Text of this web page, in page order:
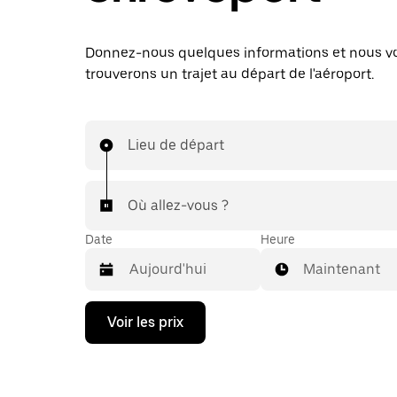
Donnez-nous quelques informations et nous
trouverons un trajet au départ de l'aéroport.
Lieu de départ
Où allez-vous ?
Date
Appuyez
la
Heure
Maintenant
Voir les prix